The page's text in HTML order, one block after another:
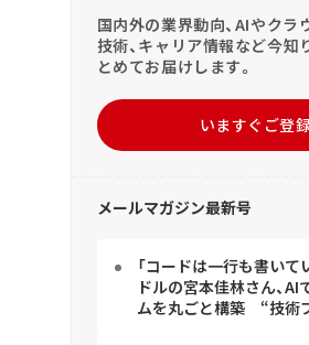
国内外の業界動向、AIやクラ
技術、キャリア情報など今知
とめてお届けします。
いますぐご登
メールマガジン最新号
「コードは一行も書い
ドルの宮本佳林さん、AI
ムを丸ごと構築 “技術